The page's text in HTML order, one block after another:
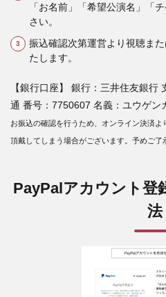
「お名前」「希望公演名」「
さい。
振込確認次第運営より視聴ま
たします。
【銀行口座】 銀行：三井住友銀
通 番号：7750607 名義：ユウゲン
お振込の確認を行うため、オンライン決済
頂戴してしまう場合がございます。予めご了
PayPalアカウント登
法